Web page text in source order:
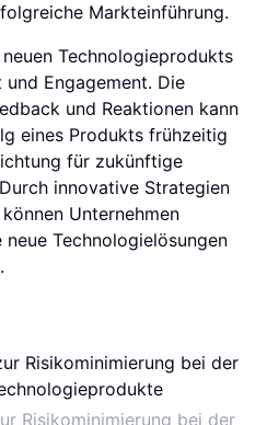
Markteinführung.
Technologieprodukts
Engagement. Die
und Reaktionen kann
eines Produkts frühzeitig
für zukünftige
innovative Strategien
Unternehmen
neue Technologielösungen
Risikominimierung bei der